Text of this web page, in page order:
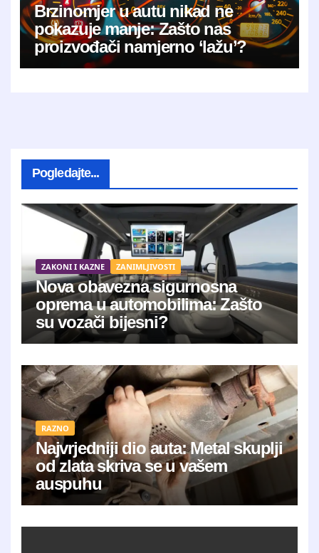
Brzinomjer u autu nikad ne
pokazuje manje: Zašto nas
proizvođači namjerno ‘lažu’?
Pogledajte...
ZAKONI I KAZNE ZANIMLJIVOSTI
Nova obavezna sigurnosna
oprema u automobilima: Zašto
su vozači bijesni?
RAZNO
Najvrjedniji dio auta: Metal skuplji
od zlata skriva se u vašem
auspuhu